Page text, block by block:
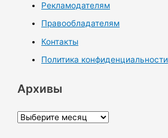
Рекламодателям
Правообладателям
Контакты
Политика конфиденциальности
Архивы
А